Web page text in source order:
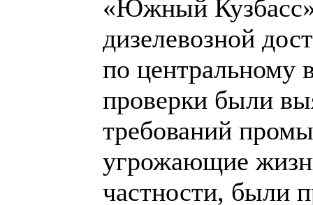
«Южный
дизелевозной
по центральному
проверки были
требований
угрожающие
частности, были